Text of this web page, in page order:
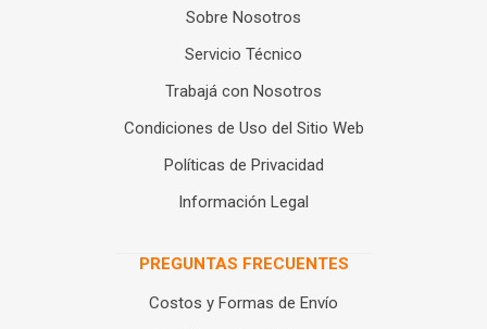
Sobre Nosotros
Servicio Técnico
Trabajá con Nosotros
Condiciones de Uso del Sitio Web
Políticas de Privacidad
Información Legal
PREGUNTAS FRECUENTES
Costos y Formas de Envío